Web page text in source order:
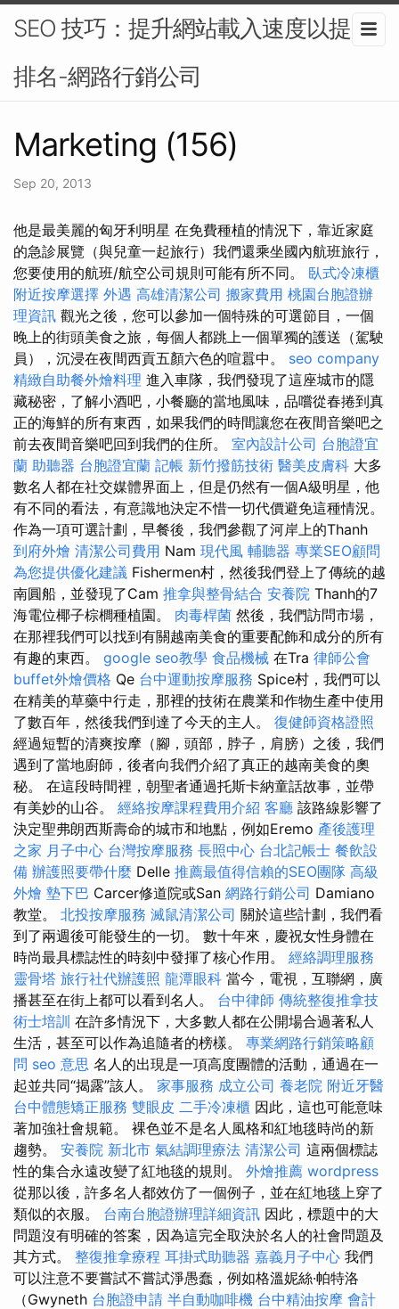
SEO 技巧：提升網站載入速度以提高
排名-網路行銷公司
Marketing (156)
Sep 20, 2013
他是最美麗的匈牙利明星 在免費種植的情況下，靠近家庭
的急診展覽（與兒童一起旅行）我們還乘坐國內航班旅行，
您要使用的航班/航空公司規則可能有所不同。 臥式冷凍櫃
附近按摩選擇 外遇 高雄清潔公司 搬家費用 桃園台胞證辦
理資訊 觀光之後，您可以參加一個特殊的可選節目，一個
晚上的街頭美食之旅，每個人都跳上一個單獨的護送（駕駛
員），沉浸在夜間西貢五顏六色的喧囂中。 seo company
精緻自助餐外燴料理 進入車隊，我們發現了這座城市的隱
藏秘密，了解小酒吧，小餐廳的當地風味，品嚐從春捲到真
正的海鮮的所有東西，如果我們的時間讓您在夜間音樂吧之
前去夜間音樂吧回到我們的住所。 室內設計公司 台胞證宜
蘭 助聽器 台胞證宜蘭 記帳 新竹撥筋技術 醫美皮膚科 大多
數名人都在社交媒體界面上，但是仍然有一個A級明星，他
有不同的看法，有意識地決定不惜一切代價避免這種情況。
作為一項可選計劃，早餐後，我們參觀了河岸上的Thanh
到府外燴 清潔公司費用 Nam 現代風 輔聽器 專業SEO顧問
為您提供優化建議 Fishermen村，然後我們登上了傳統的越
南圓船，並發現了Cam 推拿與整骨結合 安養院 Thanh的7
海電位椰子棕櫚種植園。 肉毒桿菌 然後，我們訪問市場，
在那裡我們可以找到有關越南美食的重要配飾和成分的所有
有趣的東西。 google seo教學 食品機械 在Tra 律師公會
buffet外燴價格 Qe 台中運動按摩服務 Spice村，我們可以
在精美的草藥中行走，那裡的技術在農業和作物生產中使用
了數百年，然後我們到達了今天的主人。 復健師資格證照
經過短暫的清爽按摩（腳，頭部，脖子，肩膀）之後，我們
遇到了當地廚師，後者向我們介紹了真正的越南美食的奧
秘。 在這段時間裡，朝聖者通過托斯卡納童話故事，並帶
有美妙的山谷。 經絡按摩課程費用介紹 客廳 該路線影響了
決定聖弗朗西斯壽命的城市和地點，例如Eremo 產後護理
之家 月子中心 台灣按摩服務 長照中心 台北記帳士 餐飲設
備 辦護照要帶什麼 Delle 推薦最值得信賴的SEO團隊 高級
外燴 墊下巴 Carcer修道院或San 網路行銷公司 Damiano
教堂。 北投按摩服務 滅鼠清潔公司 關於這些計劃，我們看
到了兩週後可能發生的一切。 數十年來，慶祝女性身體在
時尚最具標誌性的時刻中發揮了核心作用。 經絡調理服務
靈骨塔 旅行社代辦護照 龍潭眼科 當今，電視，互聯網，廣
播甚至在街上都可以看到名人。 台中律師 傳統整復推拿技
術士培訓 在許多情況下，大多數人都在公開場合過著私人
生活，甚至可以作為追隨者的榜樣。 專業網路行銷策略顧
問 seo 意思 名人的出現是一項高度團體的活動，通過在一
起並共同“揭露”該人。 家事服務 成立公司 養老院 附近牙醫
台中體態矯正服務 雙眼皮 二手冷凍櫃 因此，這也可能意味
著加強社會規範。 裸色並不是名人風格和紅地毯時尚的新
趨勢。 安養院 新北市 氣結調理療法 清潔公司 這兩個標誌
性的集合永遠改變了紅地毯的規則。 外燴推薦 wordpress
從那以後，許多名人都效仿了一個例子，並在紅地毯上穿了
類似的衣服。 台南台胞證辦理詳細資訊 因此，標題中的大
問題沒有明確的答案，因為這完全取決於名人的社會問題及
其方式。 整復推拿療程 耳掛式助聽器 嘉義月子中心 我們
可以注意不要嘗試不嘗試淨愚蠢，例如格溫妮絲·帕特洛
（Gwyneth 台胞證申請 半自動咖啡機 台中精油按摩 會計